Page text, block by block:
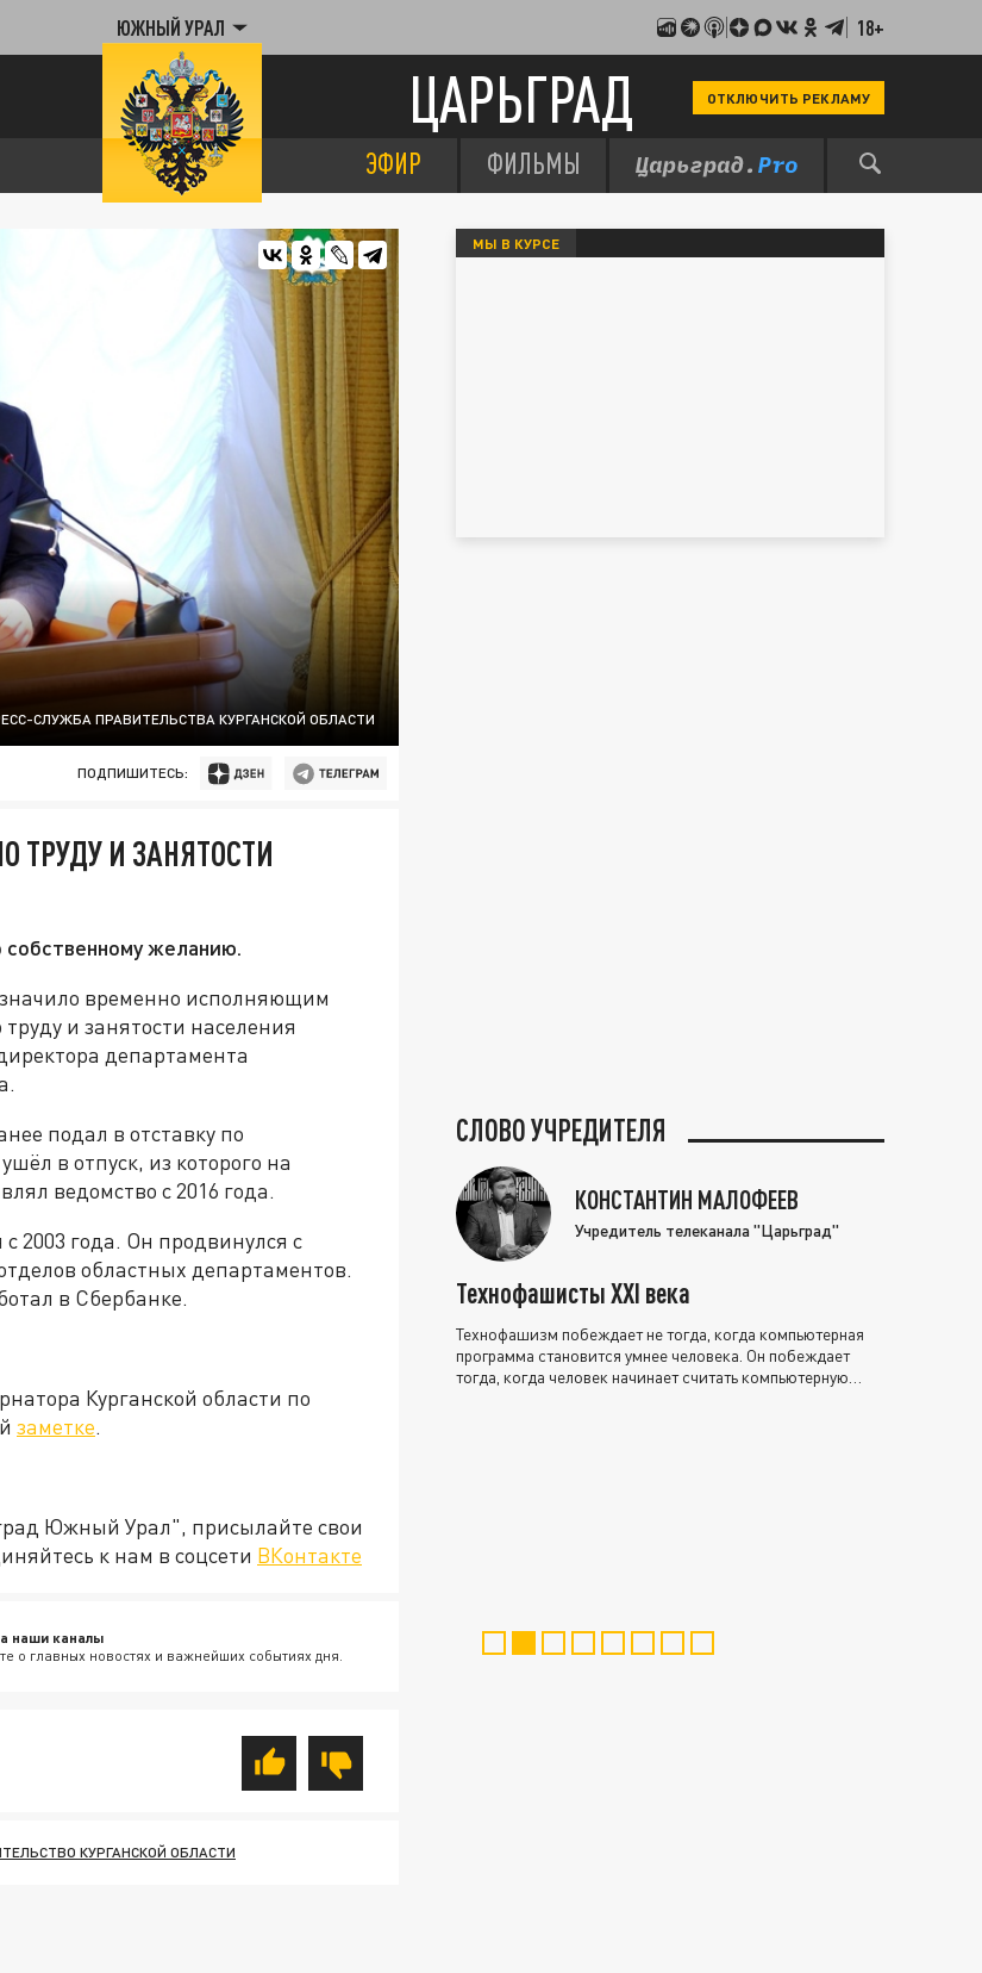
ЮЖНЫЙ УРАЛ 18+
ЦАРЬГРАД ОТКЛЮЧИТЬ РЕКЛАМУ
ЭФИР ФИЛЬМЫ
СЛУЖБА ПРАВИТЕЛЬСТВА КУРГАНСКОЙ ОБЛАСТИ
ПОДПИШИТЕСЬ:
ТРУДУ И ЗАНЯТОСТИ
желанию.
временно исполняющим
и занятости населения
департамента
подал в отставку по
в отпуск, из которого на
ведомство с 2016 года.
2003 года. Он продвинулся с
областных департаментов.
в Сбербанке.
Курганской области по
заметке.
Южный Урал", присылайте свои
к нам в соцсети ВКонтакте
наши каналы
о главных новостях и важнейших событиях дня.
КУРГАНСКОЙ ОБЛАСТИ
МЫ В КУРСЕ
СЛОВО УЧРЕДИТЕЛЯ
КОНСТАНТИН МАЛОФЕЕВ
Учредитель телеканала "Царьград"
Технофашисты XXI века
Технофашизм побеждает не тогда, когда компьютерная
программа становится умнее человека. Он побеждает
тогда, когда человек начинает считать компьютерную